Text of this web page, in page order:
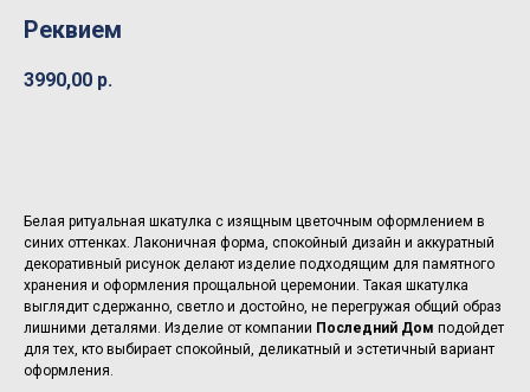
Реквием
3990,00 р.
Белая ритуальная шкатулка с изящным цветочным оформлением в
синих оттенках. Лаконичная форма, спокойный дизайн и аккуратный
декоративный рисунок делают изделие подходящим для памятного
хранения и оформления прощальной церемонии. Такая шкатулка
выглядит сдержанно, светло и достойно, не перегружая общий образ
лишними деталями. Изделие от компании Последний Дом подойдет
для тех, кто выбирает спокойный, деликатный и эстетичный вариант
оформления.